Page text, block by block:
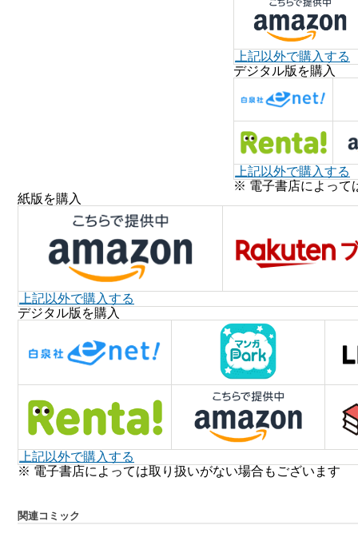
上記以外で購入する
デジタル版を購入
上記以外で購入する
※ 電子書店によって
紙版を購入
上記以外で購入する
デジタル版を購入
上記以外で購入する
※ 電子書店によっては取り扱いがない場合もございます
関連コミック